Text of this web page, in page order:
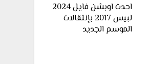
احدث اوبشن فايل 2024
لبيس 2017 بإنتقالات
الموسم الجديد